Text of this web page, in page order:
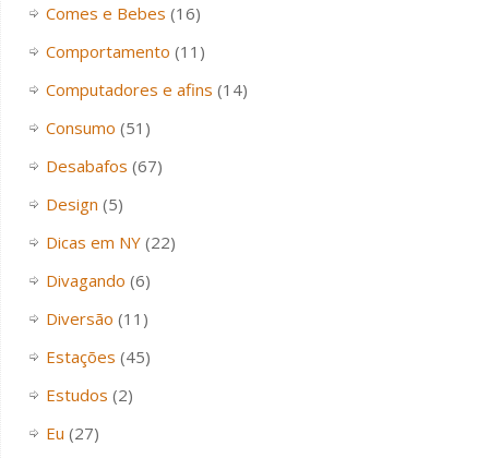
Comes e Bebes (16)
Comportamento (11)
Computadores e afins (14)
Consumo (51)
Desabafos (67)
Design (5)
Dicas em NY(22)
Divagando (6)
Diversão (11)
Estações (45)
Estudos (2)
Eu (27)